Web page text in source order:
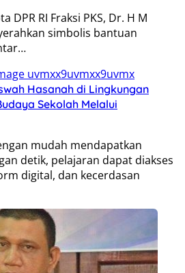
DPR RI Fraksi PKS, Dr. H M
simbolis bantuan
Hasanah di Lingkungan
Sekolah Melalui
mudah mendapatkan
detik, pelajaran dapat diakses
digital, dan kecerdasan